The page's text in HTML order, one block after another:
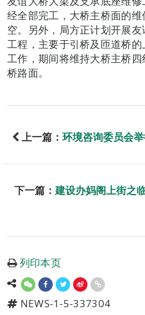
经全部完工，大桥主桥面的
空。另外，局方正计划开展
工程，主要于引桥及匝道桥
工作，期间将维持大桥主桥
桥路面。
上一篇： 环境咨询委员会
下一篇： 建设办妈阁上街之
列印本页
NEWS-1-5-337304